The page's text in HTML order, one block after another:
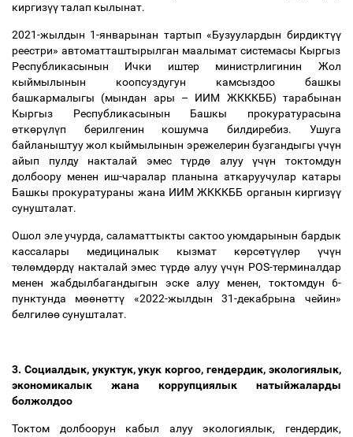
киргизүүталап кылынат.
2021-жылдын 1-январынан тартып «Бузуулардын бирдиктүү
реестри» автоматташтырылган маалымат системасы Кыргыз
Республикасынын Ички иштер министрлигинин Жол
кыймылынын коопсуздугун камсыздоо башкы
башкармалыгы (мындан ары – ИИМ ЖКККББ) тарабынан
Кыргыз Республикасынын Башкы прокуратурасына
өткөрүлүп берилгенин кошумча билдиребиз. Ушуга
байланыштуу жол кыймылынын эрежелерин бузгандыгы үчүн
айып пулду накталай эмес түрдө алууүчүн токтомдун
долбоору менен иш-чаралар планына аткаруучулар катары
Башкы прокуратураны жана ИИМ ЖКККББ органын киргизүү
сунушталат.
Ошол эле учурда, саламаттыкты сактоо уюмдарынын бардык
кассалары медициналык кызмат көрсөтүүлөр үчүн
төлөмдөрдү накталай эмес түрдө алууүчүн POS-терминалдар
менен жабдылбагандыгын эске алуу менен, токтомдун 6-
пунктунда мөөнөттү «2022-жылдын 31-декабрына чейин»
белгилөөсунушталат.
3. Социалдык, укуктук, укук коргоо, гендердик, экологиялык,
экономикалык жана коррупциялык натыйжаларды
болжолдоо
Токтом долбоорун кабыл алуу экологиялык, гендердик,